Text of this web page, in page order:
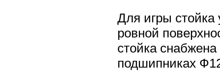
Для игры стойка
ровной
стойка
подшипниках